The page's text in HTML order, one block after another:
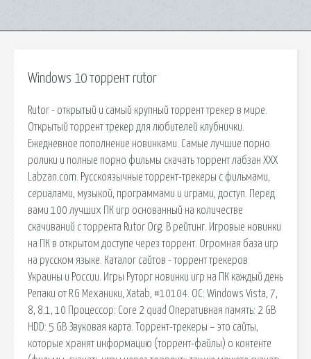
Windows 10 торрент rutor
Rutor - открытый и самый крупный торрент трекер в мире.
Открытый торрент трекер для любителей клубнички.
Ежедневное пополнение новинками. Самые лучшие порно
ролики и полные порно фильмы скачать торрент лабзан XXX
Labzan.com. Русскоязычные торрент-трекеры с фильмами,
сериалами, музыкой, программами и играми, доступ. Перед
вами 100 лучших ПК игр основанный на количестве
скачиваний с торрента Rutor Org. В рейтинг. Игровые новинки
на ПК в открытом доступе через торрент. Огромная база игр
на русском языке. Каталог сайтов - торрент трекеров
Украины и России. Игры Руторг новинки игр на ПК каждый день
Репаки от R.G Механики, Xatab, #10104. ОС: Windows Vista, 7,
8, 8.1, 10 Процессор: Core 2 quad Оперативная память: 2 GB
HDD: 5 GB Звуковая карта. Торрент-трекеры – это сайты,
которые хранят информацию (торрент-файлы) о контенте